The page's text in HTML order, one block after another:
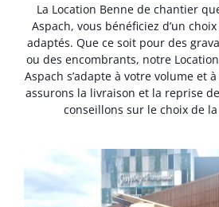
La Location Benne de chantier
Aspach, vous bénéficiez d’un
adaptés. Que ce soit pour des
ou des encombrants, notre
Aspach s’adapte à votre volume et
assurons la livraison et la reprise
conseillons sur le choix de